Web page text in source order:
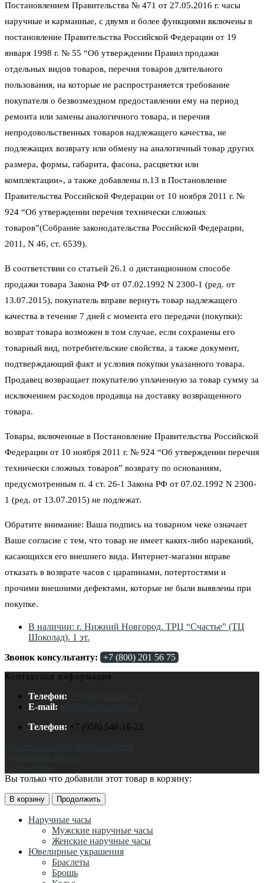
Постановлением Правительства № 471 от 27.05.2016 г. часы
наручные и карманные, с двумя и более функциями включены в
постановление Правительства Российской Федерации от 19
января 1998 г. № 55 “Об утверждении Правил продажи
отдельных видов товаров, перечня товаров длительного
пользования, на которые не распространяется требование
покупателя о безвозмездном предоставлении ему на период
ремонта или замены аналогичного товара, и перечня
непродовольственных товаров надлежащего качества, не
подлежащих возврату или обмену на аналогичный товар других
размера, формы, габарита, фасона, расцветки или
комплектации», а также добавлены п.13 в Постановление
Правительства Российской Федерации от 10 ноября 2011 г. №
924 “Об утверждении перечня технически сложных
товаров”(Собрание законодательства Российской Федерации,
2011, N 46, ст. 6539).
В соответствии со статьей 26.1 о дистанционном способе
продажи товара Закона РФ от 07.02.1992 N 2300-1 (ред. от
13.07.2015), покупатель вправе вернуть товар надлежащего
качества в течение 7 дней с момента его передачи (покупки):
возврат товара возможен в том случае, если сохранены его
товарный вид, потребительские свойства, а также документ,
подтверждающий факт и условия покупки указанного товара.
Продавец возвращает покупателю уплаченную за товар сумму за
исключением расходов продавца на доставку возвращенного
товара.
Товары, включенные в Постановление Правительства Российской
Федерации от 10 ноября 2011 г. № 924 “Об утверждении перечня
технически сложных товаров” возврату по основаниям,
предусмотренным п. 4 ст. 26-1 Закона РФ от 07.02.1992 N 2300-
1 (ред. от 13.07.2015) не подлежат.
Обратите внимание: Ваша подпись на товарном чеке означает
Ваше согласие с тем, что товар не имеет каких-либо нареканий,
касающихся его внешнего вида. Интернет-магазин вправе
отказать в возврате часов с царапинами, потертостями и
прочими внешними дефектами, которые не были выявлены при
покупке.
В наличии: г. Нижний Новгород. ТРЦ “Счастье” (ТЦ
Шоколад). 1 эт.
Звонок консультанту: +7 (800) 201 56 75
Контактная информация
Телефон:
+7 (800) 201 56 75
E-mail:
Телефон: +7 (958) 548-16-23
Карта сайта
Вы только что добавили этот товар в корзину:
В корзину Продолжить
Наручные часы
Мужские наручные часы
Женские наручные часы
Ювелирные украшения
Браслеты
Брошь